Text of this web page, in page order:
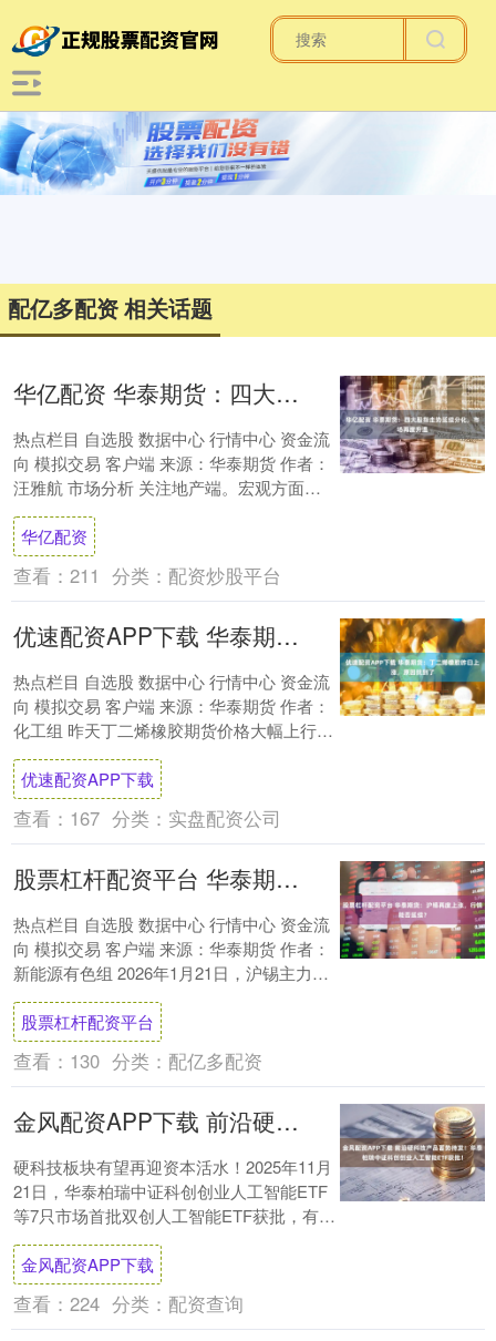
配亿多配资 相关话题
华亿配资 华泰期货：四大股指走势延续分化，市场再度升温
热点栏目 自选股 数据中心 行情中心 资金流
向 模拟交易 客户端 来源：华泰期货 作者：
汪雅航 市场分析 关注地产端。宏观方面，
针对“十五五”时期如何推动房地....
华亿配资
查看： 211 分类： 配资炒股平台
优速配资APP下载 华泰期货：丁二烯橡胶昨日上涨，原因找到了
热点栏目 自选股 数据中心 行情中心 资金流
向 模拟交易 客户端 来源：华泰期货 作者：
化工组 昨天丁二烯橡胶期货价格大幅上行，
主力合约BR2603截至下午收....
优速配资APP下载
查看： 167 分类： 实盘配资公司
股票杠杆配资平台 华泰期货：沪锡再度上涨，行情能否延续？
热点栏目 自选股 数据中心 行情中心 资金流
向 模拟交易 客户端 来源：华泰期货 作者：
新能源有色组 2026年1月21日，沪锡主力
2602合约上涨5.79%....
股票杠杆配资平台
查看： 130 分类： 配亿多配资
金风配资APP下载 前沿硬科技产品蓄势待发！华泰柏瑞中证科创创业人工智能ETF获批！
硬科技板块有望再迎资本活水！2025年11月
21日，华泰柏瑞中证科创创业人工智能ETF
等7只市场首批双创人工智能ETF获批，有望
不久后发售，投资者参与前沿科技领....
金风配资APP下载
查看： 224 分类： 配资查询